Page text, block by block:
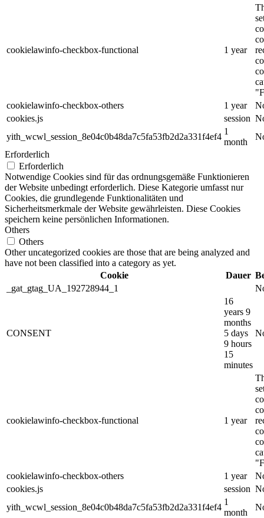
cookielawinfo-checkbox-functional 1 year
cookielawinfo-checkbox-others
1 year
cookies.js
session
yith_wcwl_session_8e04c0b48da7c5fa53fb2d2a331f4ef4
1
month
Erforderlich
Erforderlich
Notwendige Cookies sind für das ordnungsgemäße Funktionieren
der Website unbedingt erforderlich. Diese Kategorie umfasst nur
Cookies, die grundlegende Funktionalitäten und
Sicherheitsmerkmale der Website gewährleisten. Diese Cookies
speichern keine persönlichen Informationen.
Others
Others
Other uncategorized cookies are those that are being analyzed and
have not been classified into a category as yet.
Cookie
Dauer
_gat_gtag_UA_192728944_1
CONSENT
16
years 9
months
5 days
9 hours
15
minutes
cookielawinfo-checkbox-functional 1 year
cookielawinfo-checkbox-others
1 year
cookies.js
session
yith_wcwl_session_8e04c0b48da7c5fa53fb2d2a331f4ef4
1
month